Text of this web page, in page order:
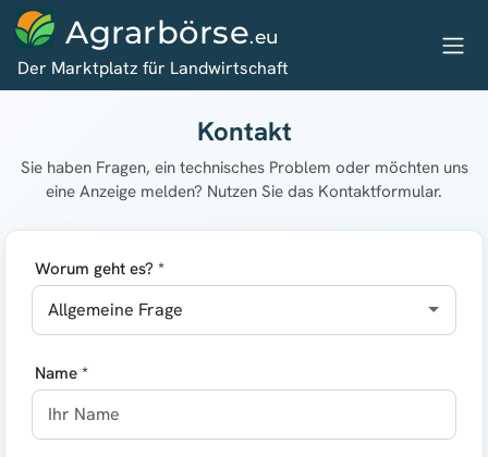
Agrarbörse.eu
Der Marktplatz für Landwirtschaft
Kontakt
Sie haben Fragen, ein technisches Problem oder möchten uns
eine Anzeige melden? Nutzen Sie das Kontaktformular.
Worum geht es? *
Name *